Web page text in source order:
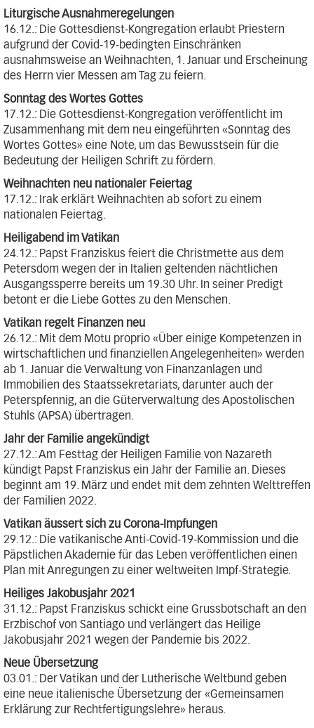
Liturgische Ausnahmeregelungen
16.12.: Die Gottesdienst-Kongregation erlaubt Priestern
aufgrund der Covid-19-bedingten Einschränken
ausnahmsweise an Weihnachten, 1. Januar und Erscheinung
des Herrn vier Messen am Tag zu feiern.
Sonntag des Wortes Gottes
17.12.: Die Gottesdienst-Kongregation veröffentlicht im
Zusammenhang mit dem neu eingeführten «Sonntag des
Wortes Gottes» eine Note, um das Bewusstsein für die
Bedeutung der Heiligen Schrift zu fördern.
Weihnachten neu nationaler Feiertag
17.12.: Irak erklärt Weihnachten ab sofort zu einem
nationalen Feiertag.
Heiligabend im Vatikan
24.12.: Papst Franziskus feiert die Christmette aus dem
Petersdom wegen der in Italien geltenden nächtlichen
Ausgangssperre bereits um 19.30 Uhr. In seiner Predigt
betont er die Liebe Gottes zu den Menschen.
Vatikan regelt Finanzen neu
26.12.: Mit dem Motu proprio «Über einige Kompetenzen in
wirtschaftlichen und finanziellen Angelegenheiten» werden
ab 1. Januar die Verwaltung von Finanzanlagen und
Immobilien des Staatssekretariats, darunter auch der
Peterspfennig, an die Güterverwaltung des Apostolischen
Stuhls (APSA) übertragen.
Jahr der Familie angekündigt
27.12.: Am Festtag der Heiligen Familie von Nazareth
kündigt Papst Franziskus ein Jahr der Familie an. Dieses
beginnt am 19. März und endet mit dem zehnten Welttreffen
der Familien 2022.
Vatikan äussert sich zu Corona-Impfungen
29.12.: Die vatikanische Anti-Covid-19-Kommission und die
Päpstlichen Akademie für das Leben veröffentlichen einen
Plan mit Anregungen zu einer weltweiten Impf-Strategie.
Heiliges Jakobusjahr 2021
31.12.: Papst Franziskus schickt eine Grussbotschaft an den
Erzbischof von Santiago und verlängert das Heilige
Jakobusjahr 2021 wegen der Pandemie bis 2022.
Neue Übersetzung
03.01.: Der Vatikan und der Lutherische Weltbund geben
eine neue italienische Übersetzung der «Gemeinsamen
Erklärung zur Rechtfertigungslehre» heraus.